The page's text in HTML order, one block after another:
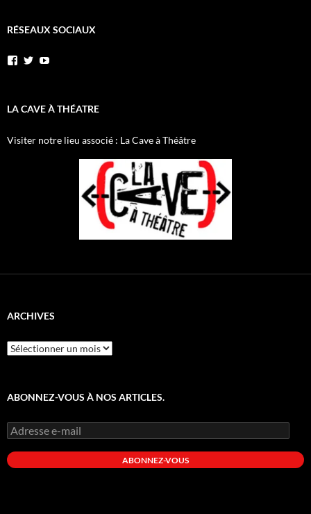
RÉSEAUX SOCIAUX
Voir
AnnibalEtSesElephants
sur
Voir
annibal_lacave
sur
LA CAVE À THÉATRE
Visiter notre lieu associé : La Cave à Théâtre
ARCHIVES
Archives
ABONNEZ-VOUS À NOS ARTICLES.
Adresse
e-
mail
ABONNEZ-VOUS